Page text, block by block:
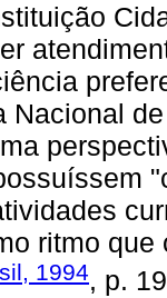
Nacional
ritmo
1994, p.